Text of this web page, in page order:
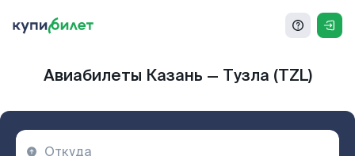
Авиабилеты Казань — Тузла (TZL)